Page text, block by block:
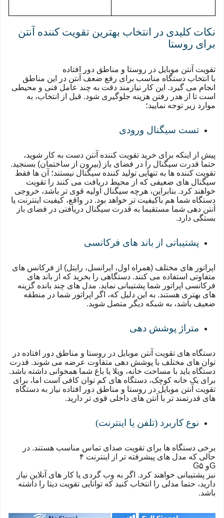
نکات کلیدی در انتخاب بهترین تقویت کننده آنتن
برای روستا
تقویت آنتن موبایل در روستا و مناطق دور افتاده
با انتخاب دستگاه مناسب برای رفع ضعف آنتن در این مناطق
انجام می گیرد. این کار نیازمند دقت به چند عامل فنی و محیطی
است تا از هدر رفتن هزینه جلوگیری شود. قبل از انتخاب، به
موارد زیر توجه نمایید؛
تست سیگنال ورودی
پیش از اینکه برای خرید تقویت کننده آنتن دست به کار شوید،
حتما قدرت سیگنال را در فضای باز (بیرون از ساختمان) بسنجید.
تقویت کننده ها به تنهایی تولید کننده سیگنال نیستند؛ آن ها فقط
سیگنال های ضعیفی که از محیط دریافت می کنند را تقویت
خواهند کرد. بنابراین، هرچه سیگنال اولیه قوی تر باشد، خروجی
دستگاه شما هم باکیفیت تر خواهد بود. در واقع، کیفیت اینترنت یا
آنتن دهی شما مستقیما به قدرت سیگنال دریافتی در فضای باز
بستگی دارد.
پشتیبانی از باند های فرکانسی
اپراتور های مختلف (همراه اول، ایرانسل، رایتل) از فرکانس های
متفاوتی استفاده می کنند. دستگاهی را بخرید که از باند های
فرکانسی اپراتور شما پشتیبانی نماید. مدل های چند بانده گزینه
های بهتری هستند. به این دلیل که، اگر اپراتور شما در منطقه
ضعیف باشد، به شبکه دیگر متصل شوید.
متراژ پوشش دهی
دستگاه های تقویت آنتن موبایل در روستا و مناطق دور افتاده در
توان های مختلف با پوشش دهی متفاوت عرضه می شوند. قدرت
دستگاه باید با مساحت خانه، ویلا یا باغ شما همخوانی داشته باشد.
برای یک خانه کوچک، دستگاه های کم توان کافی است اما، برای
تقویت آنتن موبایل در روستا و مناطق دور افتاده نیاز به دستگاه
های قدرتمند تر با آنتن های داخلی قوی تر دارید.
نوع کاربرد (تلفن یا اینترنت)
برخی دستگاه ها برای تقویت صدای تماس مناسب هستند. در
حالی که مدل های پیشرفته تر از اینترنت ۴
G
و ۵G
نیز پشتیبانی خواهند کرد. اگر به وب گردی یا کار های آنلاین نیاز
دارید، حتما مدلی را انتخاب کنید که توانایی تقویت دیتا را داشته
باشد.